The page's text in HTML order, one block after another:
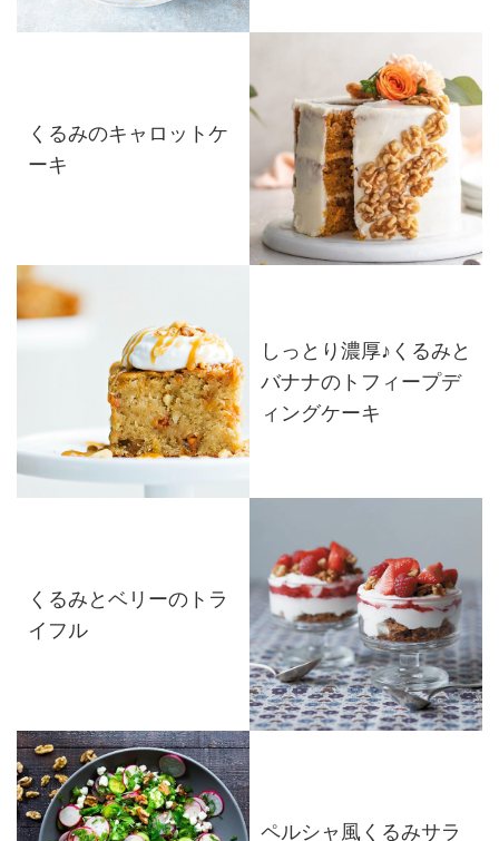
くるみのキャロットケ
ーキ
しっとり濃厚♪くるみと
バナナのトフィープデ
ィングケーキ
くるみとベリーのトラ
イフル
ペルシャ風くるみサラ